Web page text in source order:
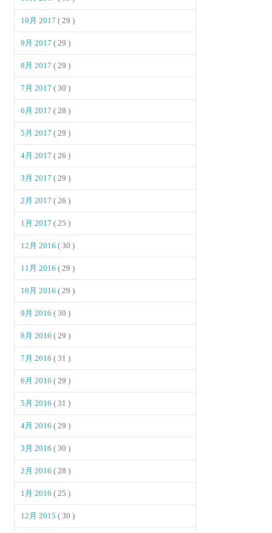
10月 2017( 29 )
9月 2017( 29 )
8月 2017( 29 )
7月 2017( 30 )
6月 2017( 28 )
5月 2017( 29 )
4月 2017( 26 )
3月 2017( 29 )
2月 2017( 26 )
1月 2017( 25 )
12月 2016( 30 )
11月 2016( 29 )
10月 2016( 29 )
9月 2016( 30 )
8月 2016( 29 )
7月 2016( 31 )
6月 2016( 29 )
5月 2016( 31 )
4月 2016( 29 )
3月 2016( 30 )
2月 2016( 28 )
1月 2016( 25 )
12月 2015( 30 )